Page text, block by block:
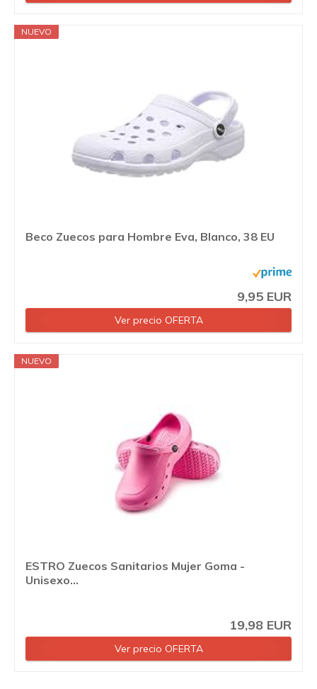
NUEVO
Beco Zuecos para Hombre Eva, Blanco, 38 EU
9,95 EUR
Ver precio OFERTA
NUEVO
ESTRO Zuecos Sanitarios Mujer Goma -
Unisexo...
19,98 EUR
Ver precio OFERTA